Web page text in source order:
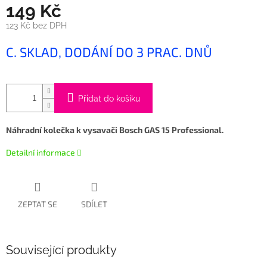
149 Kč
123 Kč bez DPH
cena:
C. SKLAD, DODÁNÍ DO 3 PRAC. DNŮ
Přidat do košíku
Náhradní kolečka k vysavači Bosch GAS 15 Professional.
Detailní informace
ZEPTAT SE SDÍLET
Související produkty